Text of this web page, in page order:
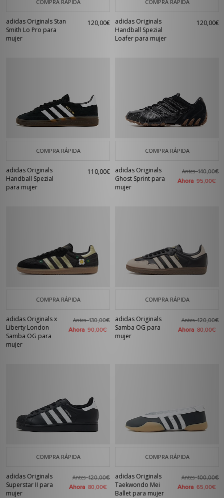
COMPRA RÁPIDA
adidas Originals Stan
Smith Lo Pro para
mujer
120,00€
COMPRA RÁPIDA
adidas Originals
Handball Spezial
Loafer para mujer
120,00€
COMPRA RÁPIDA
adidas Originals
Handball Spezial
para mujer
110,00€
COMPRA RÁPIDA
adidas Originals
Ghost Sprint para
mujer
Antes140,00€
Ahora 95,00€
COMPRA RÁPIDA
adidas Originals x
Liberty London
Samba OG para
mujer
Antes130,00€
Ahora 90,00€
COMPRA RÁPIDA
adidas Originals
Samba OG para
mujer
Antes120,00€
Ahora 80,00€
COMPRA RÁPIDA
adidas Originals
Superstar II para
mujer
Antes120,00€
Ahora 80,00€
COMPRA RÁPIDA
adidas Originals
Taekwondo Mei
Ballet para mujer
Antes100,00€
Ahora 65,00€